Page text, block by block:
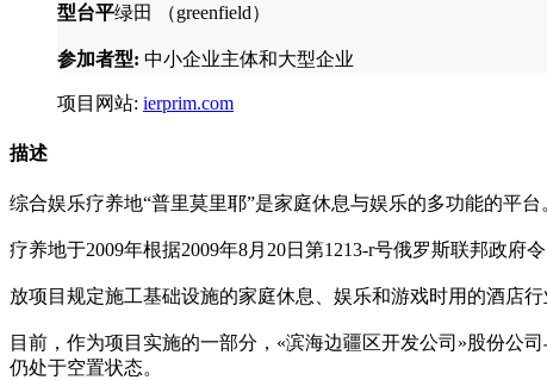
型台平绿田 （greenfield）
参加者型: 中小企业主体和大型企业
项目网站: ierprim.com
描述
综合娱乐疗养地“普里莫里耶”是家庭休息与娱乐的多功能的平台
疗养地于2009年根据2009年8月20日第1213-r号俄罗斯联邦政府
放项目规定施工基础设施的家庭休息、娱乐和游戏时用的酒店行
目前，作为项目实施的一部分，«滨海边疆区开发公司»股份公
仍处于空置状态。